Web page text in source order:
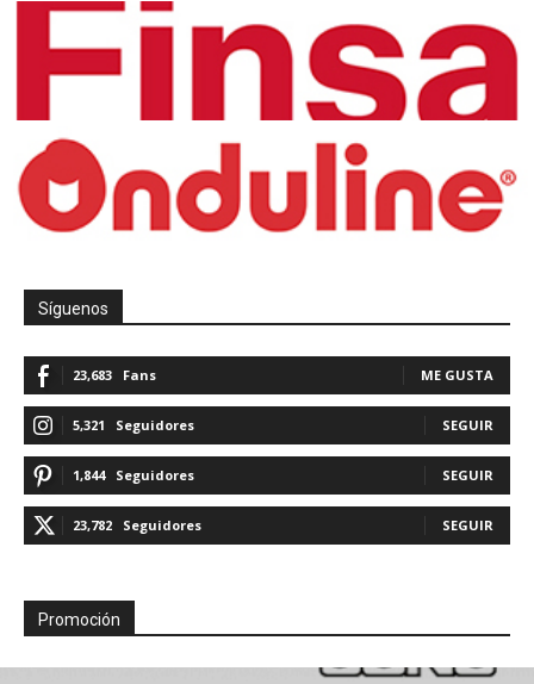
Síguenos
23,683 Fans ME GUSTA
5,321 Seguidores SEGUIR
1,844 Seguidores SEGUIR
23,782 Seguidores SEGUIR
Promoción